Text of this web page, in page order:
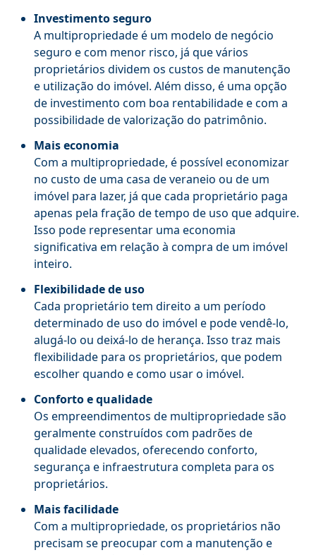
Investimento seguro
A multipropriedade é um modelo de negócio
seguro e com menor risco, já que vários
proprietários dividem os custos de manutenção
e utilização do imóvel. Além disso, é uma opção
de investimento com boa rentabilidade e com a
possibilidade de valorização do patrimônio.
Mais economia
Com a multipropriedade, é possível economizar
no custo de uma casa de veraneio ou de um
imóvel para lazer, já que cada proprietário paga
apenas pela fração de tempo de uso que adquire.
Isso pode representar uma economia
significativa em relação à compra de um imóvel
inteiro.
Flexibilidade de uso
Cada proprietário tem direito a um período
determinado de uso do imóvel e pode vendê-lo,
alugá-lo ou deixá-lo de herança. Isso traz mais
flexibilidade para os proprietários, que podem
escolher quando e como usar o imóvel.
Conforto e qualidade
Os empreendimentos de multipropriedade são
geralmente construídos com padrões de
qualidade elevados, oferecendo conforto,
segurança e infraestrutura completa para os
proprietários.
Mais facilidade
Com a multipropriedade, os proprietários não
precisam se preocupar com a manutenção e